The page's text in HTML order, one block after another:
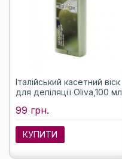
Італійський касетний віск
для депіляції Oliva,100 мл
99 грн.
КУПИТИ